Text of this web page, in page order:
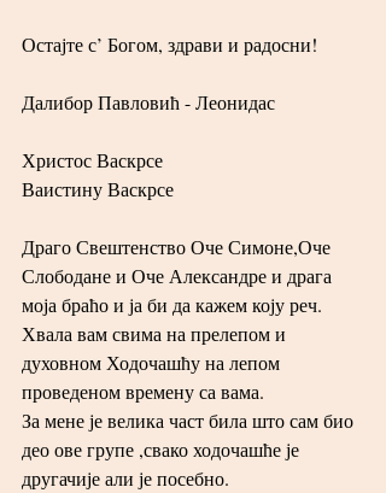
Остајте с’ Богом, здрави и радосни!
Далибор Павловић - Леонидас
Христос Васкрсе
Ваистину Васкрсе
Драго Свештенство Оче Симоне,Оче
Слободане и Оче Александре и драга
моја браћо и ја би да кажем коју реч.
Хвала вам свима на прелепом и
духовном Ходочашћу на лепом
проведеном времену са вама.
За мене је велика част била што сам био
део ове групе ,свако ходочашће је
другачије али је посебно.